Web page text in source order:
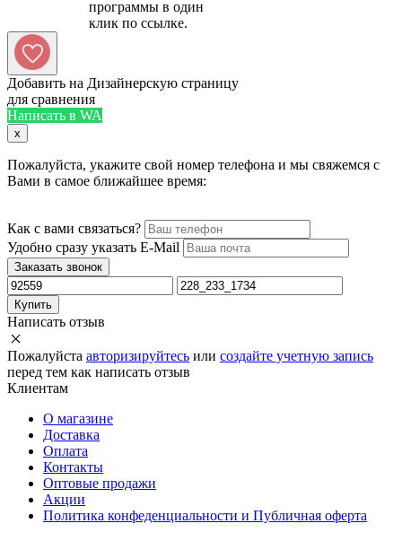
программы в один
Добавить на Дизайнерскую страницу
для сравнения
Написать в WA
x
Пожалуйста, укажите свой номер телефона и мы свяжемся с
Вами в самое ближайшее время:
Как с вами связаться?
Удобно сразу указать E-Mail
Заказать звонок
Купить
Написать отзыв
Пожалуйста авторизируйтесь или создайте учетную запись
перед тем как написать отзыв
Клиентам
О магазине
Доставка
Оплата
Контакты
Оптовые продажи
Акции
Политика конфеденциальности и Публичная оферта